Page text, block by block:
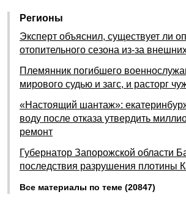
Регионы
Эксперт объяснил, существует ли
отопительного сезона из-за
Племянник погибшего
мирового судью и загс, и расторг
«Настоящий шантаж»:
воду после отказа утвердить
ремонт
Губернатор Запорожской области
последствия разрушения плотины
Все материалы по теме (20847)